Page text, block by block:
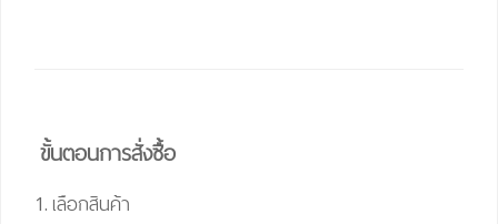
ขั้นตอนการสั่งซื้อ
1. เลือกสินค้า